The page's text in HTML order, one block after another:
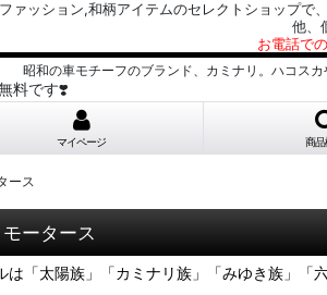
ァッション,和柄アイテムのセレクトショップ
他、
お電話で
昭和の車モチーフのブランド、カミナリ。ハコス
料です❣️
マイページ 商
ース
ータース
「太陽族」「カミナリ族」「みゆき族」「